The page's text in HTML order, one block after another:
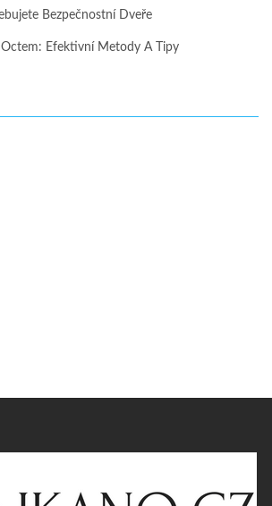
Bezpečnostní Dveře
Efektivní Metody A Tipy